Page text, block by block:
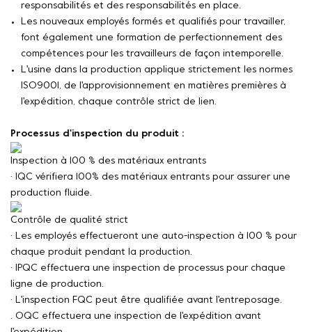
responsabilités et des responsabilités en place.
Les nouveaux employés formés et qualifiés pour travailler,
font également une formation de perfectionnement des
compétences pour les travailleurs de façon intemporelle.
L'usine dans la production applique strictement les normes
ISO9001, de l'approvisionnement en matières premières à
l'expédition, chaque contrôle strict de lien.
Processus d'inspection du produit :
Inspection à 100 % des matériaux entrants
· IQC vérifiera 100% des matériaux entrants pour assurer une
production fluide.
Contrôle de qualité strict
· Les employés effectueront une auto-inspection à 100 % pour
chaque produit pendant la production.
· IPQC effectuera une inspection de processus pour chaque
ligne de production.
· L'inspection FQC peut être qualifiée avant l'entreposage.
. OQC effectuera une inspection de l'expédition avant